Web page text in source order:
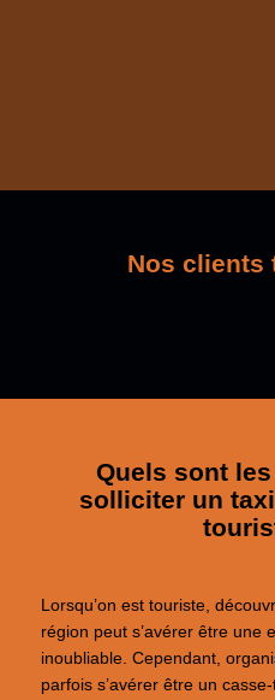
Nos clients
Quels sont
solliciter un
Lorsqu’on est touriste,
région peut s’avérer être une
inoubliable. Cependant,
parfois s’avérer être un